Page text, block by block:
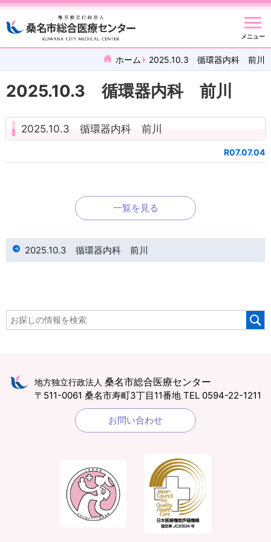
メニュー
ホーム 2025.10.3 循環器内科 前川
2025.10.3 循環器内科 前川
2025.10.3 循環器内科 前川
R07.07.04
一覧を見る
2025.10.3 循環器内科 前川
地方独立行政法人 桑名市総合医療センター
〒511-0061 桑名市寿町3丁目11番地 TEL 0594-22-1211
お問い合わせ